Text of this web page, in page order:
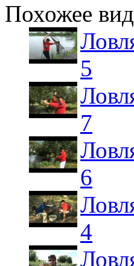
Похожее
5
7
6
4